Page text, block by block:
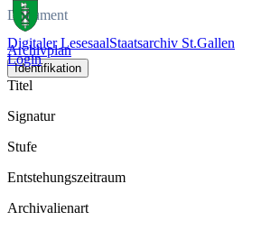
Digitaler LesesaalStaatsarchiv St.Gallen
Login
Dokument
Archivplan
Identifikation
Titel
Signatur
Stufe
Entstehungszeitraum
Archivalienart